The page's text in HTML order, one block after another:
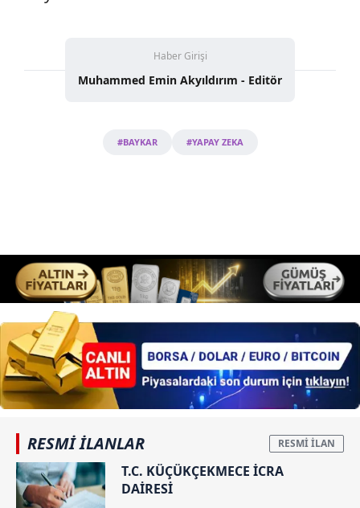
Haber Girişi
Muhammed Emin Akyıldırım - Editör
#BAYKAR #YAPAY ZEKA
RESMİ İLANLAR
T.C. KÜÇÜKÇEKMECE İCRA
DAİRESİ